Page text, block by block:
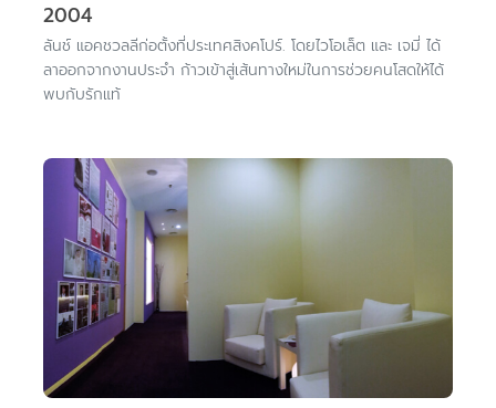
2004
ลันช์ แอคชวลลีก่อตั้งที่ประเทศสิงคโปร์. โดยไวโอเล็ต และ เจมี่ ได้
ลาออกจากงานประจำ ก้าวเข้าสู่เส้นทางใหม่ในการช่วยคนโสดให้ได้
พบกับรักแท้